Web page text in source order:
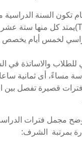
تكون السنة
لخمس أيام يخصص
للطلاب والاساتذة في
مساءً، أى ثمانية
قصيرة تفصل بين
مجمل فترات
بمرتبة الشرف: